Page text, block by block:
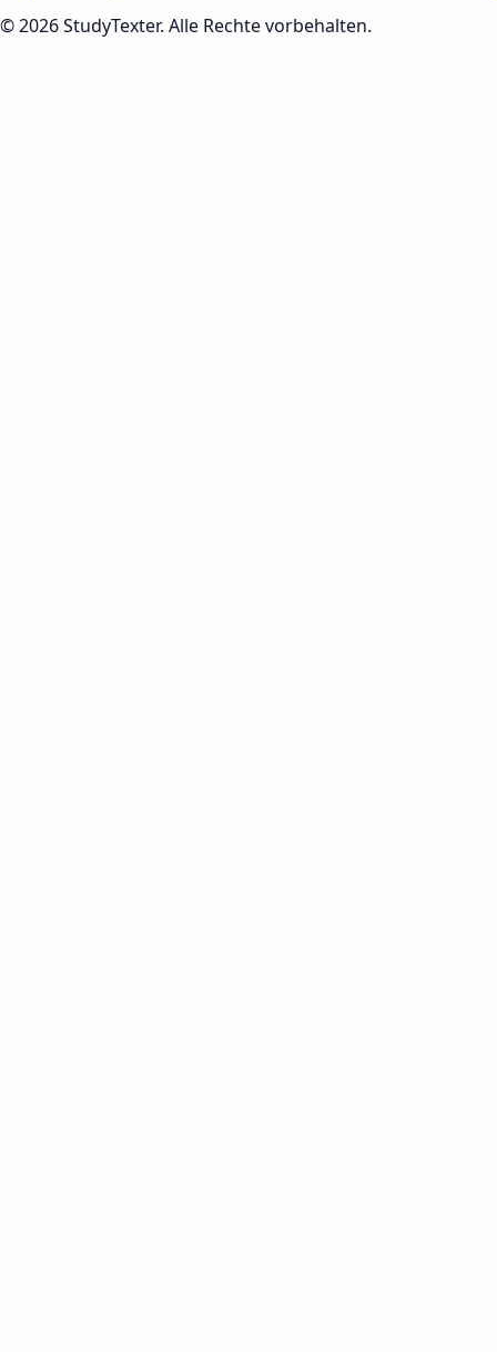
© 2026 StudyTexter. Alle Rechte vorbehalten.